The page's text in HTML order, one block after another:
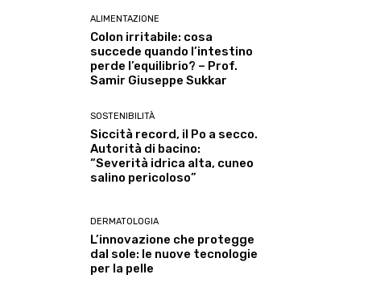
ALIMENTAZIONE
Colon irritabile: cosa
succede quando l’intestino
perde l’equilibrio? – Prof.
Samir Giuseppe Sukkar
SOSTENIBILITÀ
Siccità record, il Po a secco.
Autorità di bacino:
“Severità idrica alta, cuneo
salino pericoloso”
DERMATOLOGIA
L’innovazione che protegge
dal sole: le nuove tecnologie
per la pelle